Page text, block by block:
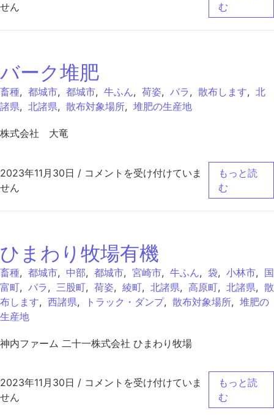
せん
む
バーク堆肥
畜種, 都城市, 都城市, 牛ふん, 荷姿, バラ, 散布します, 北
諸県, 北諸県, 散布対象場所, 堆肥の生産地
株式会社 大竜
2023年11月30日 / バーク堆肥 は
コメントを受け付けていま
せん
もっと読
む
ひまわり牧場有機
畜種, 都城市, 中部, 都城市, 宮崎市, 牛ふん, 袋, 小林市, 国
富町, バラ, 三股町, 荷姿, 綾町, 北諸県, 高原町, 北諸県, 散
布します, 西諸県, トラック・ダンプ, 散布対象場所, 堆肥の
生産地
神内ファーム 二十一株式会社 ひまわり牧場
2023年11月30日 / ひまわり牧場有機 は
コメントを受け付けていま
せん
もっと読
む